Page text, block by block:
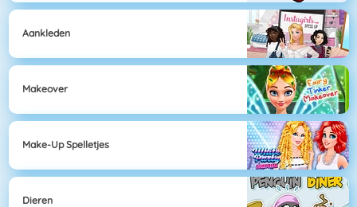
Aankleden
Makeover
Make-Up Spelletjes
Dieren